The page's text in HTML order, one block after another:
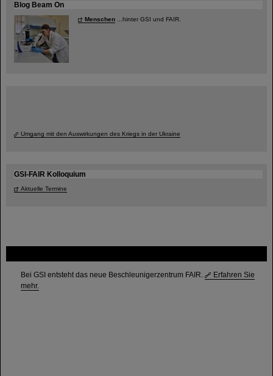
Bei GSI entsteht das neue Beschleunigerzentrum FAIR.
Erfahren Sie
mehr.
Blog Beam On
Menschen ...hinter GSI und FAIR.
Umgang mit den Auswirkungen des Kriegs in der Ukraine
GSI-FAIR Kolloquium
Aktuelle Termine